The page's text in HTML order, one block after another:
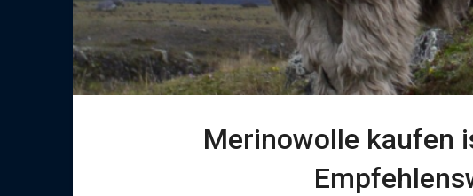
Merinowolle kaufen